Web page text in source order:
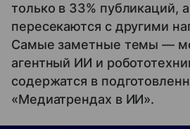
только в 33% публикаций, а
пересекаются с другими
Самые заметные темы —
агентный ИИ и
содержатся в
«Медиатрендах в ИИ».